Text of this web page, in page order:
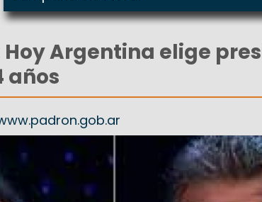
Hoy Argentina elige
años